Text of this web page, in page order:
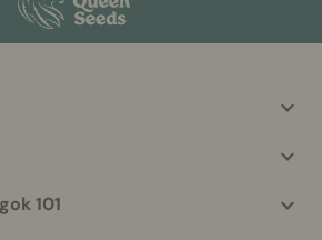
101